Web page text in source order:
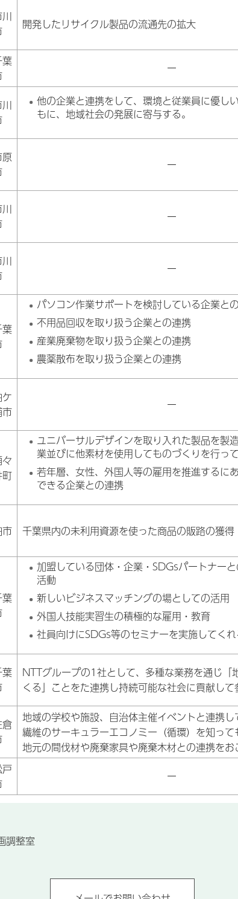
開発したリサイクル製品の流通先の拡大
ー
他の企業と連携をして、環境と従業員に優し
もに、地域社会の発展に寄与する。
ー
ー
ー
パソコン作業サポートを検討している企業と
不用品回収を取り扱う企業との連携
産業廃棄物を取り扱う企業との連携
農薬散布を取り扱う企業との連携
ー
ユニバーサルデザインを取り入れた製品を製
業並びに他素材を使用してものづくりを行っ
若年層、女性、外国人等の雇用を推進するに
できる企業との連携
千葉県内の未利用資源を使った商品の販路の獲得
加盟している団体・企業・SDGsパートナー
活動
新しいビジネスマッチングの場としての活用
外国人技能実習生の積極的な雇用・教育
社員向けにSDGs等のセミナーを実施してく
NTTグループの1社として、多種な業務を通じ「
くる」ことをた連携し持続可能な社会に貢献して
地域の学校や施設、自治体主催イベントと連携し
繊維のサーキュラーエコノミー（循環）を知って
地元の間伐材や廃棄家具や廃棄木材との連携をお
ー
調整室